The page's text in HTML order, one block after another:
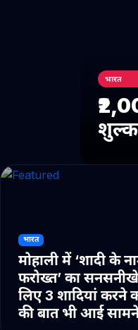
भारत
भारत
मोहाली में ‘शादी के
फरोख्त’ का
लिए 3 शादियां करने
की बात भी आई